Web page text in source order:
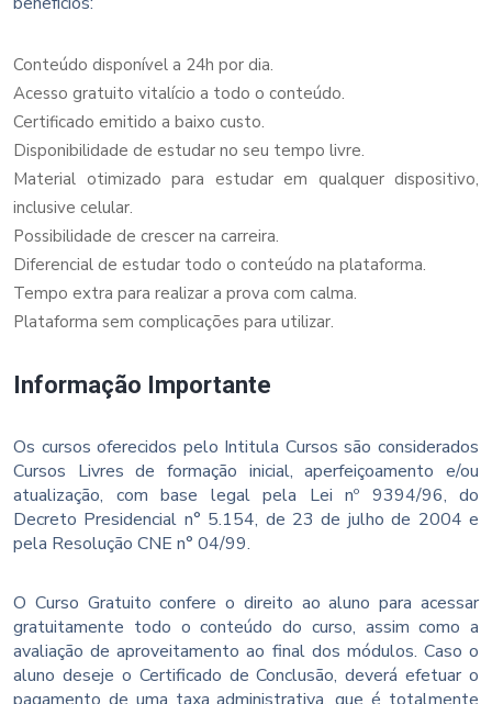
Conteúdo disponível a 24h por dia.
Acesso gratuito vitalício a todo o conteúdo.
Certificado emitido a baixo custo.
Disponibilidade de estudar no seu tempo livre.
Material otimizado para estudar em qualquer dispositivo,
inclusive celular.
Possibilidade de crescer na carreira.
Diferencial de estudar todo o conteúdo na plataforma.
Tempo extra para realizar a prova com calma.
Plataforma sem complicações para utilizar.
Informação Importante
Os cursos oferecidos pelo Intitula Cursos são considerados
Cursos Livres de formação inicial, aperfeiçoamento e/ou
atualização, com base legal pela Lei nº 9394/96, do
Decreto Presidencial n° 5.154, de 23 de julho de 2004 e
pela Resolução CNE n° 04/99.
O Curso Gratuito confere o direito ao aluno para acessar
gratuitamente todo o conteúdo do curso, assim como a
avaliação de aproveitamento ao final dos módulos. Caso o
aluno deseje o Certificado de Conclusão, deverá efetuar o
pagamento de uma taxa administrativa, que é totalmente